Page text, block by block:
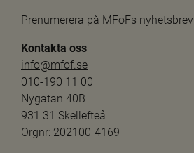
Prenumerera på MFoFs nyhetsbrev
Kontakta oss
info@mfof.se
010-190 11 00
Nygatan 40B
931 31 Skellefteå
Orgnr: 202100-4169